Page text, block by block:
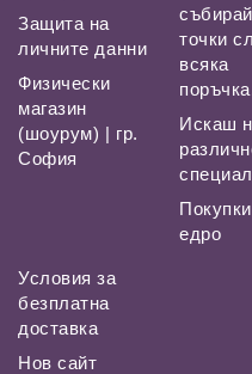
Защита на
личните данни
Физически
магазин
(шоурум) | гр.
София
точки
всяка
Искаш
едро
Условия за
безплатна
доставка
Нов сайт